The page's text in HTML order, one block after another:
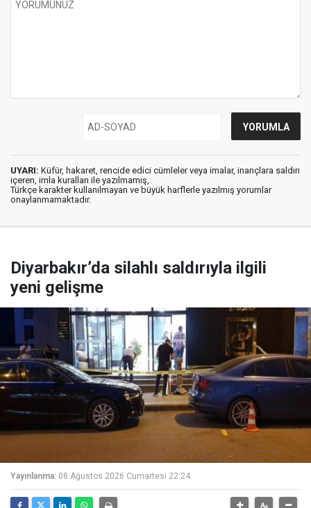
UYARI: Küfür, hakaret, rencide edici cümleler veya imalar, inançlara saldırı
içeren, imla kuralları ile yazılmamış,
Türkçe karakter kullanılmayan ve büyük harflerle yazılmış yorumlar
onaylanmamaktadır.
Diyarbakır’da silahlı saldırıyla ilgili
yeni gelişme
Yayınlanma: 08 Ağustos 2026 Cumartesi 22:24